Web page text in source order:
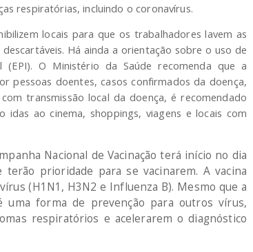
respiratórias, incluindo o coronavírus.
locais para que os trabalhadores lavem as
Há ainda a orientação sobre o uso de
O Ministério da Saúde recomenda que a
pessoas doentes, casos confirmados da doença,
transmissão local da doença, é recomendado
ao cinema, shoppings, viagens e locais com
Nacional de Vacinação terá início no dia
prioridade para se vacinarem. A vacina
(H1N1, H3N2 e Influenza B). Mesmo que a
uma forma de prevenção para outros vírus,
respiratórios e acelerarem o diagnóstico